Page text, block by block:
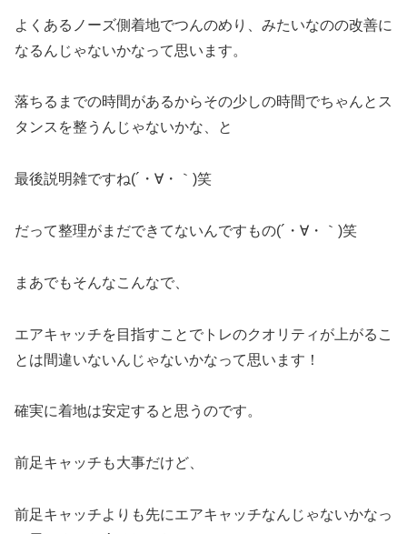
よくあるノーズ側着地でつんのめり、みたいなのの改善に
なるんじゃないかなって思います。
落ちるまでの時間があるからその少しの時間でちゃんとス
タンスを整うんじゃないかな、と
最後説明雑ですね(´・∀・｀)笑
だって整理がまだできてないんですもの(´・∀・｀)笑
まあでもそんなこんなで、
エアキャッチを目指すことでトレのクオリティが上がるこ
とは間違いないんじゃないかなって思います！
確実に着地は安定すると思うのです。
前足キャッチも大事だけど、
前足キャッチよりも先にエアキャッチなんじゃないかなっ